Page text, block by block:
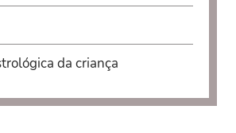
da criança